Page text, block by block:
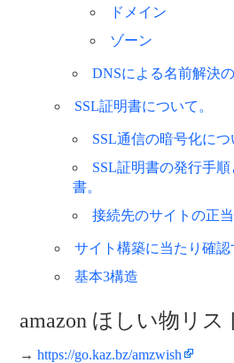
ドメイン
ゾーン
DNSによる名前解決
SSL証明書について。
SSL通信の暗号化につ
SSL証明書の発行手
書。
接続先のサイトの正当
サイト構築に当たり確認
基本3構造
amazon ほしい物リス
→ https://go.kaz.bz/amzwish